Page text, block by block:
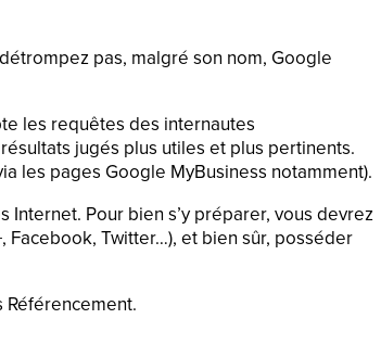
pas, malgré son nom, Google
les requêtes des internautes
jugés plus utiles et plus pertinents.
les pages Google MyBusiness notamment).
Pour bien s’y préparer, vous devrez
Twitter…), et bien sûr, posséder